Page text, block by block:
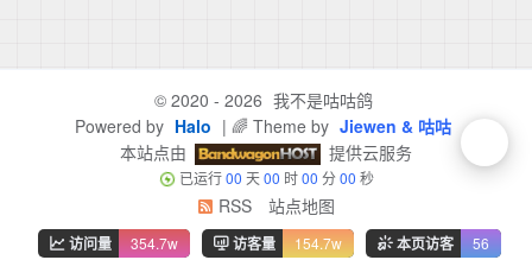
© 2020 - 2026 我不是咕咕鸽
Powered by Halo | 🌈 Theme by Jiewen & 咕咕
本站点由
提供云服务
已运行00 天00 时00 分00 秒
RSS 站点地图
访问量 354.7w 访客量 154.7w 本页访客 56